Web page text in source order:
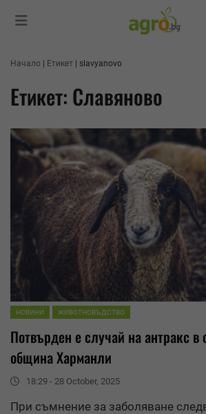
Начало Етикет slavyanovo
Етикет: Славяново
НОВИНИ ЖИВОТНОВЪДСТВО
Потвърден е случай на антракс в
община Харманли
18:29 - 28 October, 2025
При съмнение за заболяване